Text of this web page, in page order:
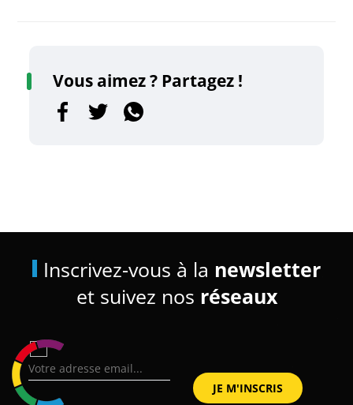
Vous aimez ? Partagez !
Inscrivez-vous à la newsletter
et suivez nos réseaux